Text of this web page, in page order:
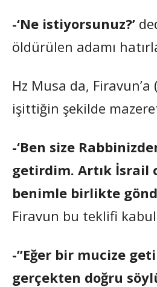
-‘Ne istiyorsunuz?’
öldürülen adamı
Hz Musa da, Firavun’a
işittiğin şekilde
-‘Ben size
getirdim. Artık İsrail
benimle birlikte
Firavun bu teklifi
-”Eğer bir mucize
gerçekten doğru